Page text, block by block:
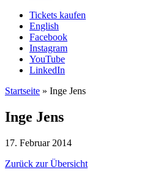
Tickets kaufen
English
Facebook
Instagram
YouTube
LinkedIn
Startseite » Inge Jens
Inge Jens
17. Februar 2014
Zurück zur Übersicht